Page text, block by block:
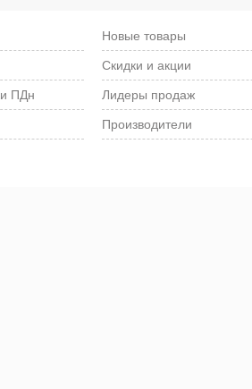
ПДн
Новые товары
Скидки и акции
Лидеры продаж
Производители